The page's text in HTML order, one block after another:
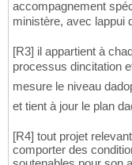
accompagnement
ministère, avec lappui
[R3] il appartient à
processus dincitation
mesure le niveau
et tient à jour le plan
[R4] tout projet
comporter des